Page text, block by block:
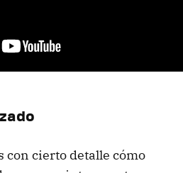
con cierto detalle cómo